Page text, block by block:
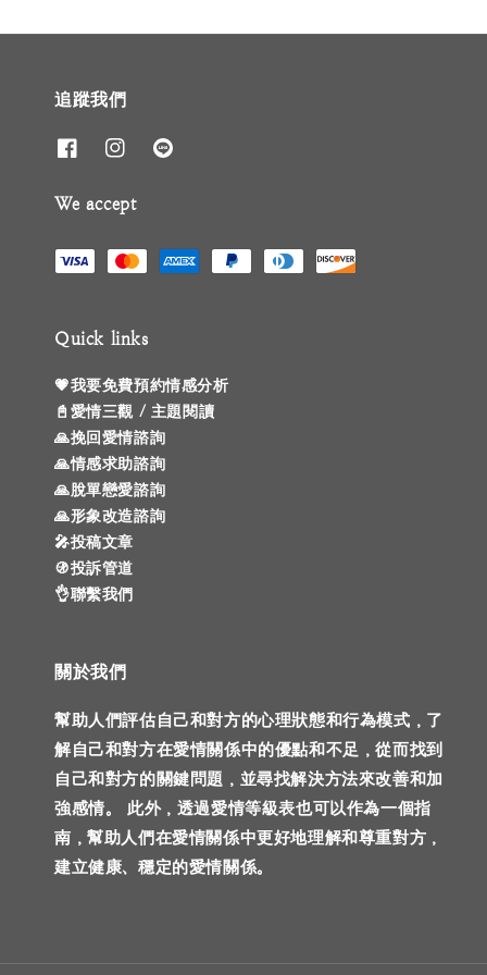
追蹤我們
We accept
Quick links
💗我要免費預約情感分析
📓愛情三觀 / 主題閱讀
🙏挽回愛情諮詢
🙏情感求助諮詢
🙏脫單戀愛諮詢
🙏形象改造諮詢
🎤投稿文章
🚯投訴管道
👌聯繫我們
關於我們
幫助人們評估自己和對方的心理狀態和行為模式，了
解自己和對方在愛情關係中的優點和不足，從而找到
自己和對方的關鍵問題，並尋找解決方法來改善和加
強感情。 此外，透過愛情等級表也可以作為一個指
南，幫助人們在愛情關係中更好地理解和尊重對方，
建立健康、穩定的愛情關係。